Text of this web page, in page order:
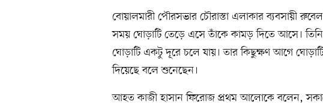
বোয়ালমারী পৌরসভার চৌরাস্তা এলাকার ব্যবসায়ী
সময় ঘোড়াটি তেড়ে এসে তাঁকে কামড় দিতে আসে।
ঘোড়াটি একটু দূরে চলে যায়। তার কিছুক্ষণ আগে
দিয়েছে বলে শুনেছেন।
আহত কাজী হাসান ফিরোজ প্রথম আলোকে বলেন,